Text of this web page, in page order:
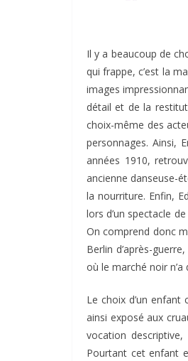
Il y a beaucoup de
qui frappe, c’est la
images
détail et de la
choix-même des
personnages. Ainsi,
années 1910,
ancienne danseuse-
la nourriture. Enfin,
lors d’un spectacle
On comprend donc
Berlin d’après-
où le marché noir n’a
Le choix d’un
ainsi exposé aux
vocation
Pourtant cet enfant